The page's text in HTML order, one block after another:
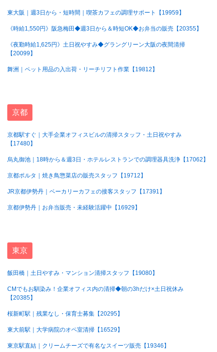
東大阪｜週3日から・短時間｜喫茶カフェの調理サポート【19959】
《時給1,550円》阪急梅田◆週3日から＆時短OK◆お弁当の販売【20355】
《夜勤時給1,625円》土日祝やすみ◆グラングリーン大阪の夜間清掃
【20099】
舞洲｜ペット用品の入出荷・リーチリフト作業【19812】
京都
京都駅すぐ｜大手企業オフィスビルの清掃スタッフ・土日祝やすみ
【17480】
烏丸御池｜18時から＆週3日・ホテルレストランでの調理器具洗浄【17062】
京都ポルタ｜焼き鳥惣菜店の販売スタッフ【19712】
JR京都伊勢丹｜ベーカリーカフェの接客スタッフ【17391】
京都伊勢丹｜お弁当販売・未経験活躍中【16929】
東京
飯田橋｜土日やすみ・マンション清掃スタッフ【19080】
CMでもお馴染み！企業オフィス内の清掃◆朝の3hだけ×土日祝休み
【20385】
桜新町駅｜残業なし・保育士募集【20295】
東大前駅｜大学病院のオペ室清掃【16529】
東京駅直結｜クリームチーズで有名なスイーツ販売【19346】